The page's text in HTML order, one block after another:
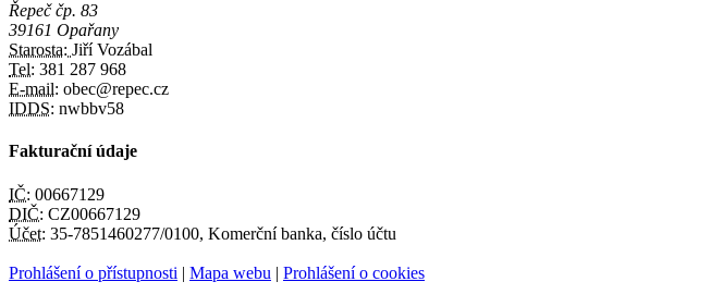
Řepeč čp. 83
39161 Opařany
Starosta: Jiří Vozábal
Tel: 381 287 968
E-mail: obec@repec.cz
IDDS: nwbbv58
Fakturační údaje
IČ: 00667129
DIČ: CZ00667129
Účet: 35-7851460277/0100, Komerční banka, číslo účtu
Prohlášení o přístupnosti | Mapa webu | Prohlášení o cookies